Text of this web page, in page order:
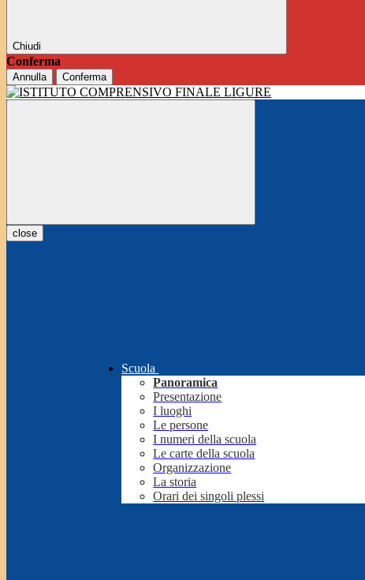
Chiudi
Conferma
Annulla Conferma
close
Scuola
Panoramica
Presentazione
I luoghi
Le persone
I numeri della scuola
Le carte della scuola
Organizzazione
La storia
Orari dei singoli plessi